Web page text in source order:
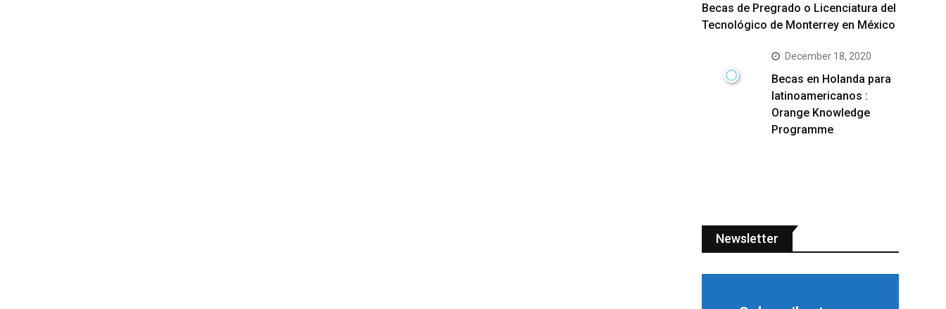
Becas de Pregrado o Licenciatura del
Tecnológico de Monterrey en México
December 18, 2020
Becas en Holanda para
latinoamericanos :
Orange Knowledge
Programme
Newsletter